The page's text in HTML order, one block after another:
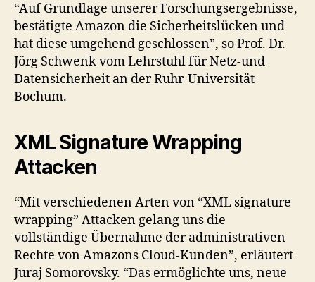
“Auf Grundlage unserer Forschungsergebnisse,
bestätigte Amazon die Sicherheitslücken und
hat diese umgehend geschlossen”, so Prof. Dr.
Jörg Schwenk vom Lehrstuhl für Netz-und
Datensicherheit an der Ruhr-Universität
Bochum.
XML Signature Wrapping
Attacken
“Mit verschiedenen Arten von “XML signature
wrapping” Attacken gelang uns die
vollständige Übernahme der administrativen
Rechte von Amazons Cloud-Kunden”, erläutert
Juraj Somorovsky. “Das ermöglichte uns, neue